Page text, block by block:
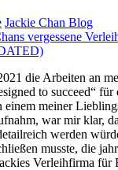
Jackie Chan Blog
die Arbeiten an
to succeed“
meiner
war mir klar,
werden
musste, die
Verleihfirma für